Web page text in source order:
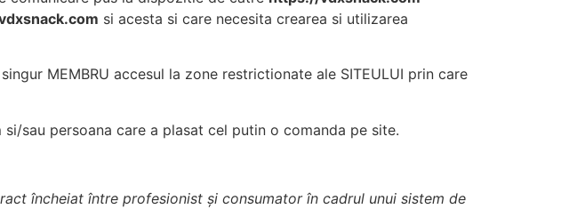
si acesta si care necesita crearea si utilizarea
MEMBRU accesul la zone restrictionate ale SITEULUI prin care
si/sau persoana care a plasat cel putin o comanda pe site.
încheiat între profesionist şi consumator în cadrul unui sistem de